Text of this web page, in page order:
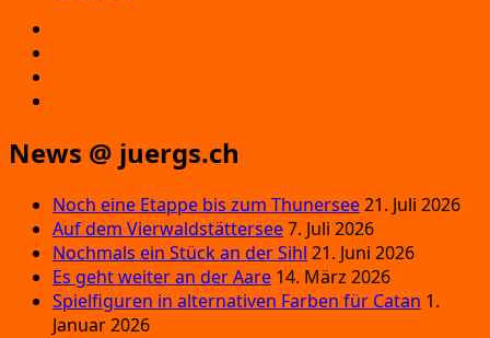
News @ juergs.ch
Noch eine Etappe bis zum Thunersee21. Juli 2026
Auf dem Vierwaldstättersee7. Juli 2026
Nochmals ein Stück an der Sihl 21. Juni 2026
Es geht weiter an der Aare 14. März 2026
Spielfiguren in alternativen Farben für Catan 1.
Januar 2026